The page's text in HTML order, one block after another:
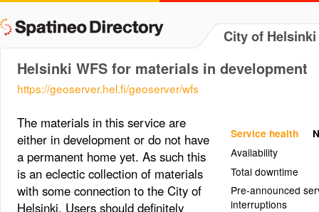
City of
Helsinki WFS for materials in development
https://geoserver.hel.fi/geoserver/wfs
Service health
Availability
Total downtime
Pre-announced
interruptions
The materials in this service are
either in development or do not have
a permanent home yet. As such this
is an eclectic collection of materials
with some connection to the City of
Helsinki. Users should definitely